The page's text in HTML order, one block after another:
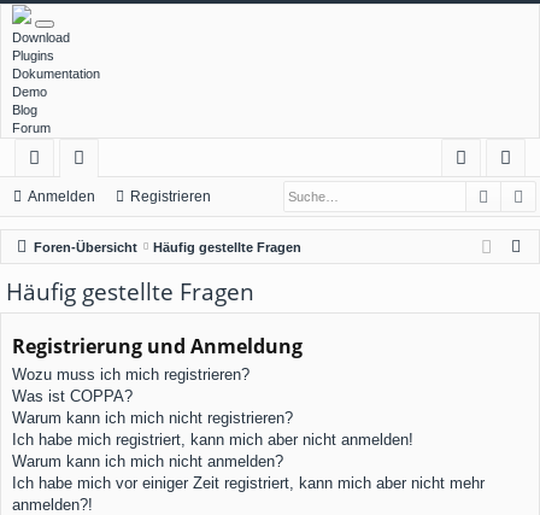
Download
Plugins
Dokumentation
Demo
Blog
Forum
ch
ne
llz
ug
rif
f
or
en
m
el
de
ist
rie
re
Anmelden Registrieren
Foren-Übersicht Häufig gestellte Fragen
Häufig gestellte Fragen
Registrierung und Anmeldung
Wozu muss ich mich registrieren?
Was ist COPPA?
Warum kann ich mich nicht registrieren?
Ich habe mich registriert, kann mich aber nicht anmelden!
Warum kann ich mich nicht anmelden?
Ich habe mich vor einiger Zeit registriert, kann mich aber nicht mehr
anmelden?!